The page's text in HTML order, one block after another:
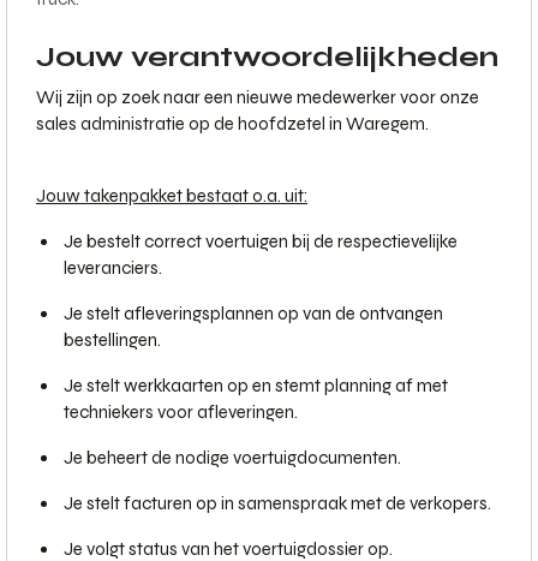
Jouw verantwoordelijkheden
Wij zijn op zoek naar een nieuwe medewerker voor onze
sales administratie op de hoofdzetel in Waregem.
Jouw takenpakket bestaat o.a. uit:
Je bestelt correct voertuigen bij de respectievelijke
leveranciers.
Je stelt afleveringsplannen op van de ontvangen
bestellingen.
Je stelt werkkaarten op en stemt planning af met
techniekers voor afleveringen.
Je beheert de nodige voertuigdocumenten.
Je stelt facturen op in samenspraak met de verkopers.
Je volgt status van het voertuigdossier op.